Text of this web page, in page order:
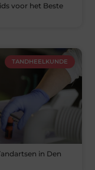
voor het Beste
TANDHEELKUNDE
in Den